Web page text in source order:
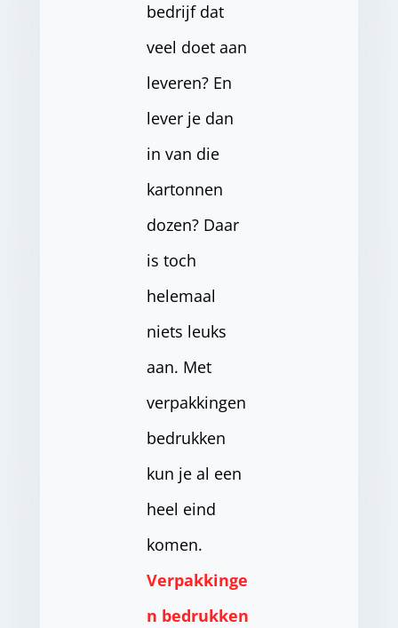
bedrijf dat
veel doet aan
leveren? En
lever je dan
in van die
kartonnen
dozen? Daar
is toch
helemaal
niets leuks
aan. Met
verpakkingen
bedrukken
kun je al een
heel eind
komen.
Verpakkinge
n bedrukken